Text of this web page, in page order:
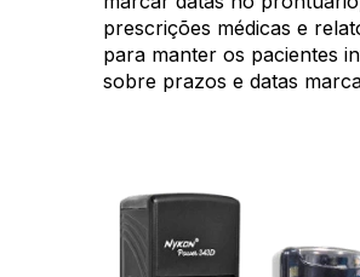
prescrições médicas e
para manter os pacientes
sobre prazos e datas